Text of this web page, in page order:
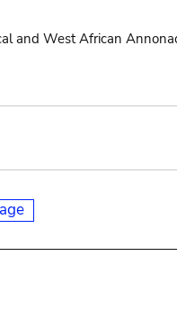
and West African